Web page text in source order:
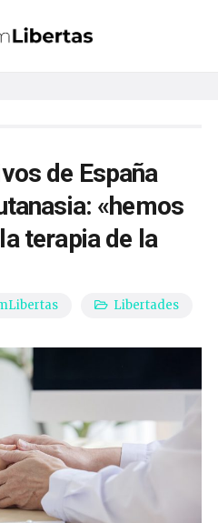
de España
«hemos
terapia de la
Libertades